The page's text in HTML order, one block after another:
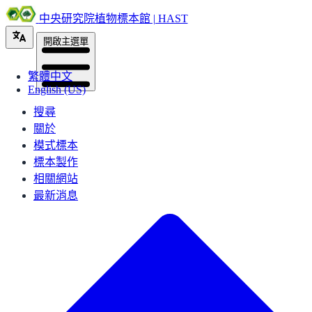
中央研究院植物標本館 | HAST
繁體中文
English (US)
開啟主選單
搜尋
關於
模式標本
標本製作
相關網站
最新消息